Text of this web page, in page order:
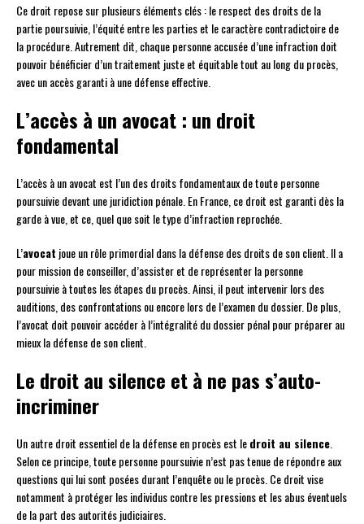
Ce droit repose sur plusieurs éléments clés : le respect des droits de la
partie poursuivie, l’équité entre les parties et le caractère contradictoire de
la procédure. Autrement dit, chaque personne accusée d’une infraction doit
pouvoir bénéficier d’un traitement juste et équitable tout au long du procès,
avec un accès garanti à une défense effective.
L’accès à un avocat : un droit
fondamental
L’accès à un avocat est l’un des droits fondamentaux de toute personne
poursuivie devant une juridiction pénale. En France, ce droit est garanti dès la
garde à vue, et ce, quel que soit le type d’infraction reprochée.
L’avocat joue un rôle primordial dans la défense des droits de son client. Il a
pour mission de conseiller, d’assister et de représenter la personne
poursuivie à toutes les étapes du procès. Ainsi, il peut intervenir lors des
auditions, des confrontations ou encore lors de l’examen du dossier. De plus,
l’avocat doit pouvoir accéder à l’intégralité du dossier pénal pour préparer au
mieux la défense de son client.
Le droit au silence et à ne pas s’auto-
incriminer
Un autre droit essentiel de la défense en procès est ledroit au silence
Selon ce principe, toute personne poursuivie n’est pas tenue de répondre aux
questions qui lui sont posées durant l’enquête ou le procès. Ce droit vise
notamment à protéger les individus contre les pressions et les abus éventuels
de la part des autorités judiciaires.